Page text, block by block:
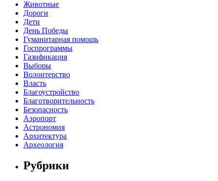
Животные
Дороги
Дети
День Победы
Гуманитарная помощь
Госпрограммы
Газификация
Выборы
Волонтерство
Власть
Благоустройство
Благотворительность
Безопасность
Аэропорт
Астрономия
Архитектура
Археология
Рубрики